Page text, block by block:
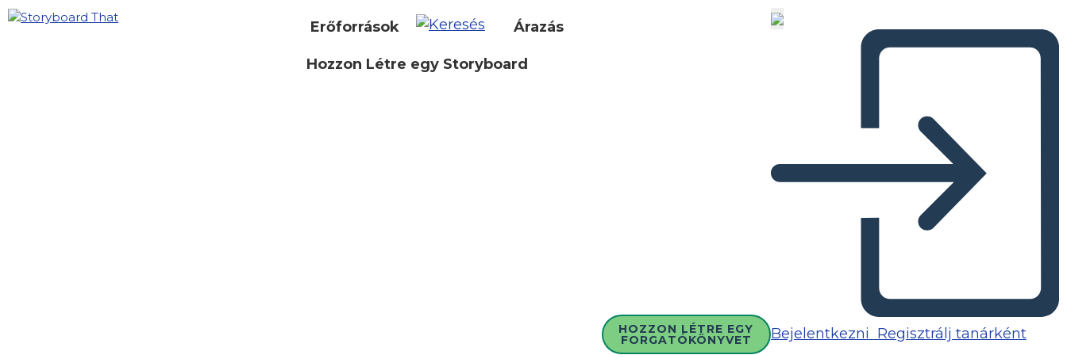
Erőforrások Árazás
Hozzon Létre egy Storyboard
HOZZON LÉTRE EGY
FORGATÓKÖNYVET Bejelentkezni Regisztrálj tanárként